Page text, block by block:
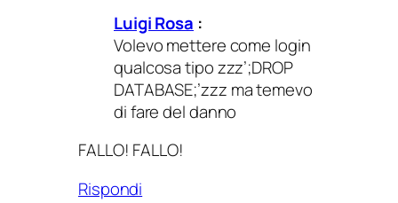
Luigi Rosa :
Volevo mettere come login
qualcosa tipo zzz’;DROP
DATABASE;’zzz ma temevo
di fare del danno
FALLO! FALLO!
Rispondi